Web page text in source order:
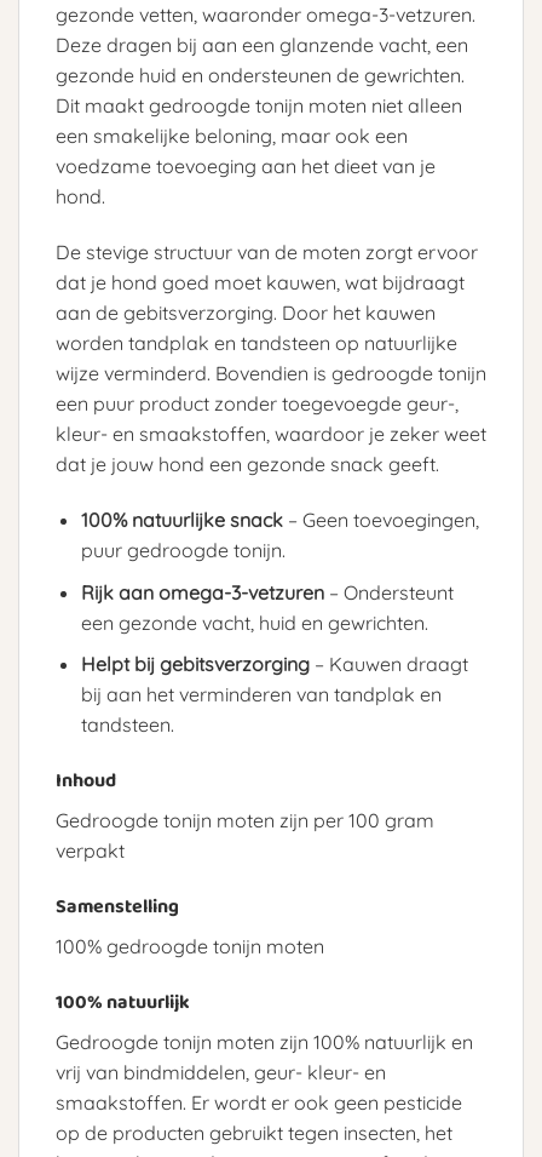
gezonde vetten, waaronder omega-3-vetzuren.
Deze dragen bij aan een glanzende vacht, een
gezonde huid en ondersteunen de gewrichten.
Dit maakt gedroogde tonijn moten niet alleen
een smakelijke beloning, maar ook een
voedzame toevoeging aan het dieet van je
hond.
De stevige structuur van de moten zorgt ervoor
dat je hond goed moet kauwen, wat bijdraagt
aan de gebitsverzorging. Door het kauwen
worden tandplak en tandsteen op natuurlijke
wijze verminderd. Bovendien is gedroogde tonijn
een puur product zonder toegevoegde geur-,
kleur- en smaakstoffen, waardoor je zeker weet
dat je jouw hond een gezonde snack geeft.
100% natuurlijke snack– Geen toevoegingen,
puur gedroogde tonijn.
Rijk aan omega-3-vetzuren– Ondersteunt
een gezonde vacht, huid en gewrichten.
Helpt bij gebitsverzorging– Kauwen draagt
bij aan het verminderen van tandplak en
tandsteen.
Inhoud
Gedroogde tonijn moten zijn per 100 gram
verpakt
Samenstelling
100% gedroogde tonijn moten
100% natuurlijk
Gedroogde tonijn moten zijn 100% natuurlijk en
vrij van bindmiddelen, geur- kleur- en
smaakstoffen. Er wordt er ook geen pesticide
op de producten gebruikt tegen insecten, het